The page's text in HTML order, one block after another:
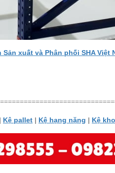
Sản xuất và Phân phối SHA Việt
| Kệ pallet | Kệ hạng nặng | Kệ